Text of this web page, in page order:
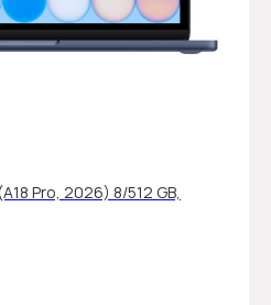
Pro, 2026) 8/512 GB,